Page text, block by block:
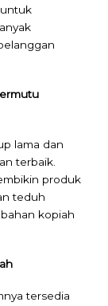
lama dan
terbaik.
produk
teduh
kopiah
tersedia